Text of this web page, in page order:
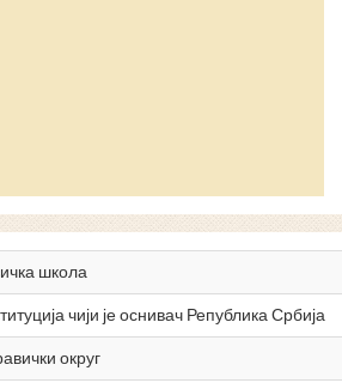
школа
чији је оснивач Република Србија
округ